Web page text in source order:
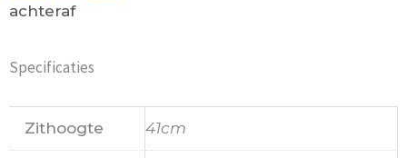
achteraf
Specificaties
Zithoogte 41cm